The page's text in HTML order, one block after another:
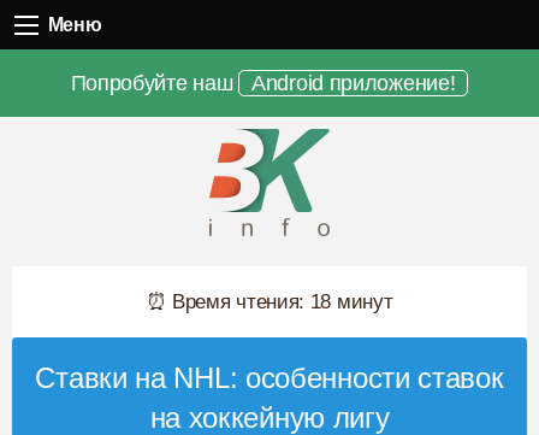
Меню
Попробуйте наш Android приложение!
⏰ Время чтения: 18 минут
Ставки на NHL: особенности ставок
на хоккейную лигу